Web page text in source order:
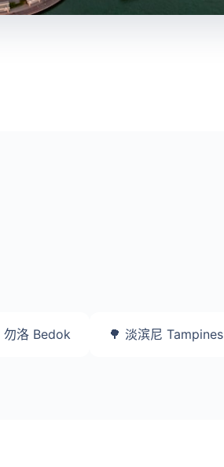
洛 Bedok 🌳 淡滨尼 Tampines